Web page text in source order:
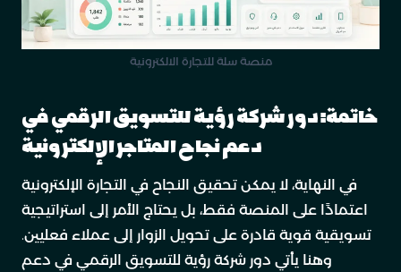
منصة سلة للتجارة الالكترونية
خاتمة: دور شركة رؤية للتسويق الرقمي في
دعم نجاح المتاجر الإلكترونية
في النهاية، لا يمكن تحقيق النجاح في التجارة الإلكترونية
اعتمادًا على المنصة فقط، بل يحتاج الأمر إلى استراتيجية
تسويقية قوية قادرة على تحويل الزوار إلى عملاء فعليين.
وهنا يأتي دور شركة رؤية للتسويق الرقمي في دعم